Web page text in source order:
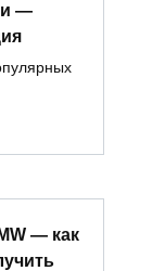
—
— как